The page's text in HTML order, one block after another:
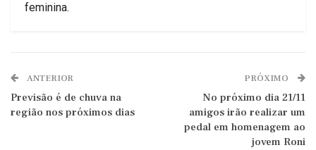
feminina.
ANTERIOR
Previsão é de chuva na
região nos próximos dias
PRÓXIMO
No próximo dia 21/11
amigos irão realizar um
pedal em homenagem ao
jovem Roni